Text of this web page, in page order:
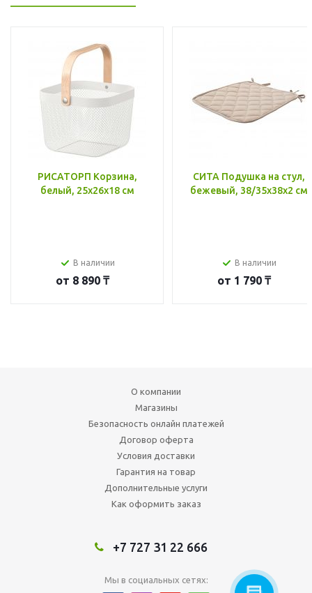
РИСАТОРП Корзина,
белый, 25x26x18 см
В наличии
от 8 890 ₸
СИТА Подушка на стул,
бежевый, 38/35x38x2 см
В наличии
от 1 790 ₸
О компании
Магазины
Безопасность онлайн платежей
Договор оферта
Условия доставки
Гарантия на товар
Дополнительные услуги
Как оформить заказ
+7 727 31 22 666
Мы в социальных сетях: